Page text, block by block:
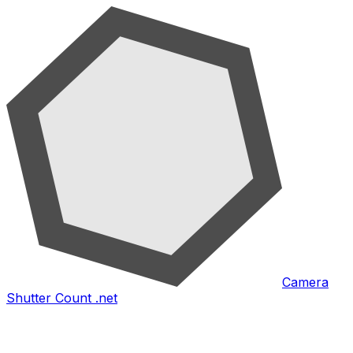
Camera
Shutter Count .net